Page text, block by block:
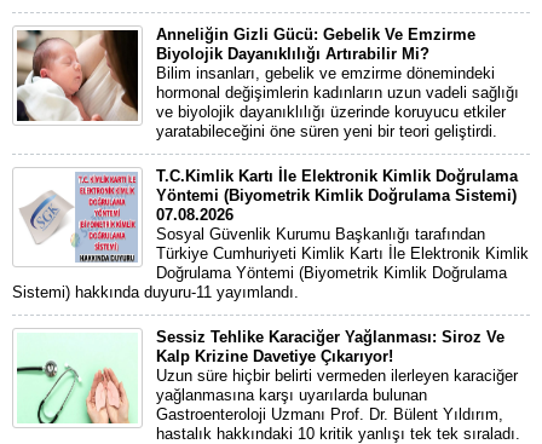
Anneliğin Gizli Gücü: Gebelik Ve Emzirme
Biyolojik Dayanıklılığı Artırabilir Mi?
Bilim insanları, gebelik ve emzirme dönemindeki
hormonal değişimlerin kadınların uzun vadeli sağlığı
ve biyolojik dayanıklılığı üzerinde koruyucu etkiler
yaratabileceğini öne süren yeni bir teori geliştirdi.
T.C.Kimlik Kartı İle Elektronik Kimlik Doğrulama
Yöntemi (Biyometrik Kimlik Doğrulama Sistemi)
07.08.2026
Sosyal Güvenlik Kurumu Başkanlığı tarafından
Türkiye Cumhuriyeti Kimlik Kartı İle Elektronik Kimlik
Doğrulama Yöntemi (Biyometrik Kimlik Doğrulama
Sistemi) hakkında duyuru-11 yayımlandı.
Sessiz Tehlike Karaciğer Yağlanması: Siroz Ve
Kalp Krizine Davetiye Çıkarıyor!
Uzun süre hiçbir belirti vermeden ilerleyen karaciğer
yağlanmasına karşı uyarılarda bulunan
Gastroenteroloji Uzmanı Prof. Dr. Bülent Yıldırım,
hastalık hakkındaki 10 kritik yanlışı tek tek sıraladı.